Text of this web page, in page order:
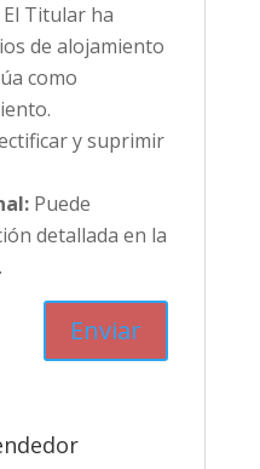
Titular ha
de alojamiento
como
y suprimir
Puede
detallada en la
.